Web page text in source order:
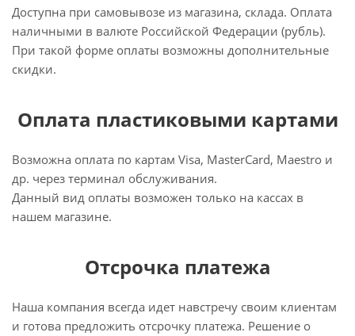
Доступна при самовывозе из магазина, склада. Оплата
наличными в валюте Российской Федерации (рубль).
При такой форме оплаты возможны дополнительные
скидки.
Оплата пластиковыми картами
Возможна оплата по картам Visa, MasterCard, Maestro и
др. через терминал обслуживания.
Данный вид оплаты возможен только на кассах в
нашем магазине.
Отсрочка платежа
Наша компания всегда идет навстречу своим клиентам
и готова предложить отсрочку платежа. Решение о